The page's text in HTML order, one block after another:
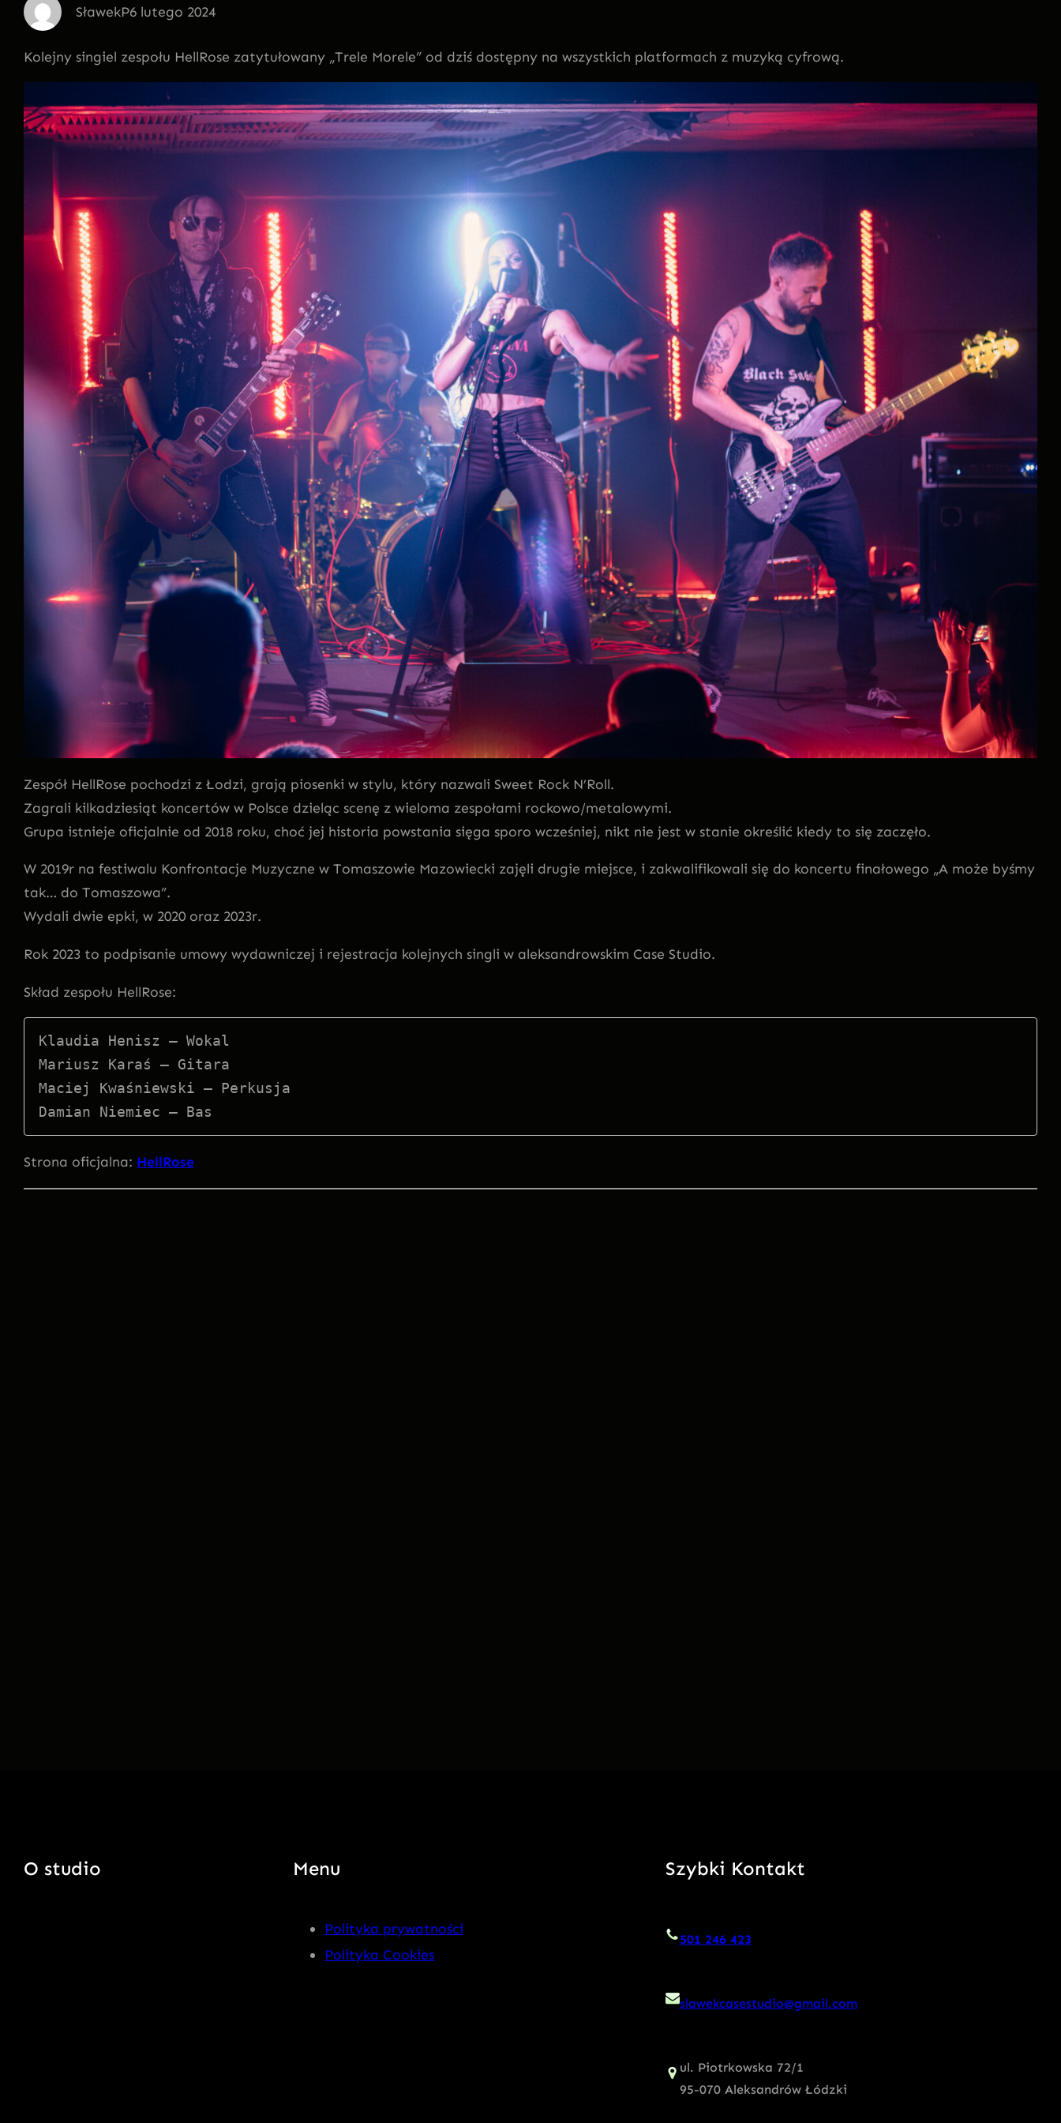
SławekP6 lutego 2024
Kolejny singiel zespołu HellRose zatytułowany „Trele Morele” od dziś dostępny na wszystkich platformach z muzyką cyfrową.
Zespół HellRose pochodzi z Łodzi, grają piosenki w stylu, który nazwali Sweet Rock N’Roll.
Zagrali kilkadziesiąt koncertów w Polsce dzieląc scenę z wieloma zespołami rockowo/metalowymi.
Grupa istnieje oficjalnie od 2018 roku, choć jej historia powstania sięga sporo wcześniej, nikt nie jest w stanie określić kiedy to się zaczęło.
W 2019r na festiwalu Konfrontacje Muzyczne w Tomaszowie Mazowiecki zajęli drugie miejsce, i zakwalifikowali się do koncertu finałowego „A może byśmy
tak… do Tomaszowa”.
Wydali dwie epki, w 2020 oraz 2023r.
Rok 2023 to podpisanie umowy wydawniczej i rejestracja kolejnych singli w aleksandrowskim Case Studio.
Skład zespołu HellRose:
Klaudia Henisz – Wokal
Mariusz Karaś – Gitara
Maciej Kwaśniewski – Perkusja
Damian Niemiec – Bas
Strona oficjalna: HellRose
O studio Menu
Polityka prywatności
Polityka Cookies
Szybki Kontakt
501 246 423
slawekcasestudio@gmail.com
ul. Piotrkowska 72/1
95-070 Aleksandrów Łódzki